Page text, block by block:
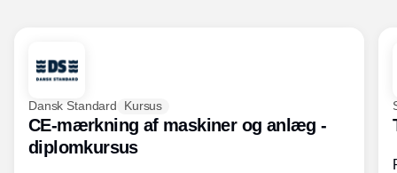
Dansk Standard Kursus
CE-mærkning af maskiner og anlæg -
diplomkursus